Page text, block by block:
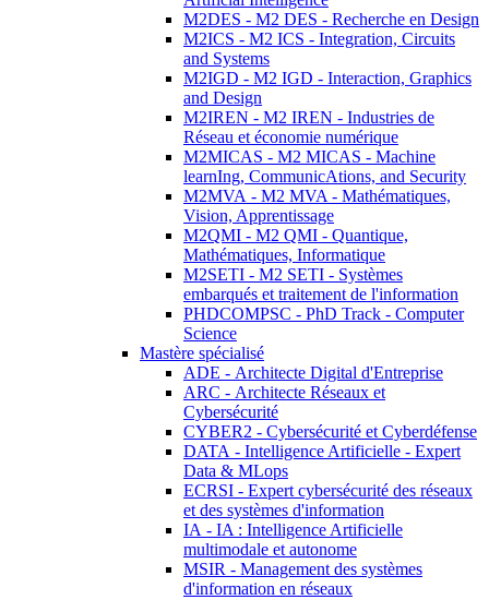
M2DES - M2 DES - Recherche en Design
M2ICS - M2 ICS - Integration, Circuits
and Systems
M2IGD - M2 IGD - Interaction, Graphics
and Design
M2IREN - M2 IREN - Industries de
Réseau et économie numérique
M2MICAS - M2 MICAS - Machine
learnIng, CommunicAtions, and Security
M2MVA - M2 MVA - Mathématiques,
Vision, Apprentissage
M2QMI - M2 QMI - Quantique,
Mathématiques, Informatique
M2SETI - M2 SETI - Systèmes
embarqués et traitement de l'information
PHDCOMPSC - PhD Track - Computer
Science
Mastère spécialisé
ADE - Architecte Digital d'Entreprise
ARC - Architecte Réseaux et
Cybersécurité
CYBER2 - Cybersécurité et Cyberdéfense
DATA - Intelligence Artificielle - Expert
Data & MLops
ECRSI - Expert cybersécurité des réseaux
et des systèmes d'information
IA - IA : Intelligence Artificielle
multimodale et autonome
MSIR - Management des systèmes
d'information en réseaux